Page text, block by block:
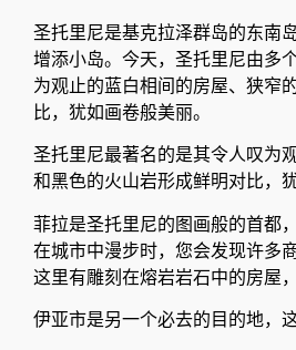
圣托里尼是基克拉泽群岛的东南
增添小岛。今天，圣托里尼由多
为观止的蓝白相间的房屋、狭窄
比，犹如画卷般美丽。
圣托里尼最著名的是其令人叹为
和黑色的火山岩形成鲜明对比，
菲拉是圣托里尼的图画般的首都
在城市中漫步时，您会发现许多
这里有雕刻在熔岩岩石中的房屋
伊亚市是另一个必去的目的地，